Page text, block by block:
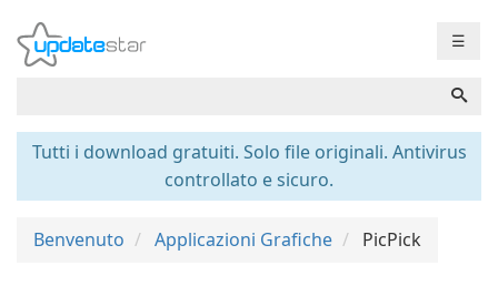
☰
Tutti i download gratuiti. Solo file originali. Antivirus
controllato e sicuro.
Benvenuto Applicazioni Grafiche PicPick